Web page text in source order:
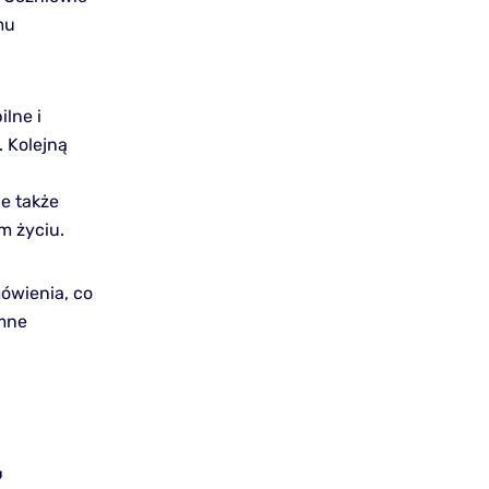
i
Kolejną
także
życiu.
co